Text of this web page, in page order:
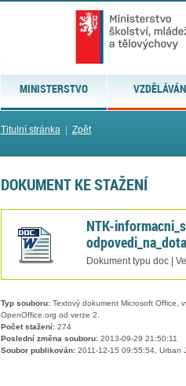
MINISTERSTVO
Titulní stránka| Zpět
DOKUMENT KE STAŽENÍ
NTK-
Dokument typu doc |
Typ souboru:Textový dokument Microsoft Office,
OpenOffice.org od verze 2.
Počet stažení:274
Poslední změna souboru:2013-09-29 21:50:11
Soubor publikován:2011-12-15 09:55:54, Urban